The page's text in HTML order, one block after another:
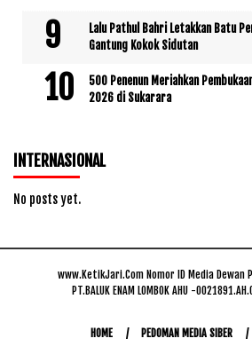
Lalu Pathul Bahri Letakkan Batu
Gantung Kokok Sidutan
500 Penenun Meriahkan
2026 di Sukarara
INTERNASIONAL
No posts yet.
www.KetikJari.Com Nomor ID Media Dewan
PT.BALUK ENAM LOMBOK AHU -
HOME PEDOMAN MEDIA SIBER